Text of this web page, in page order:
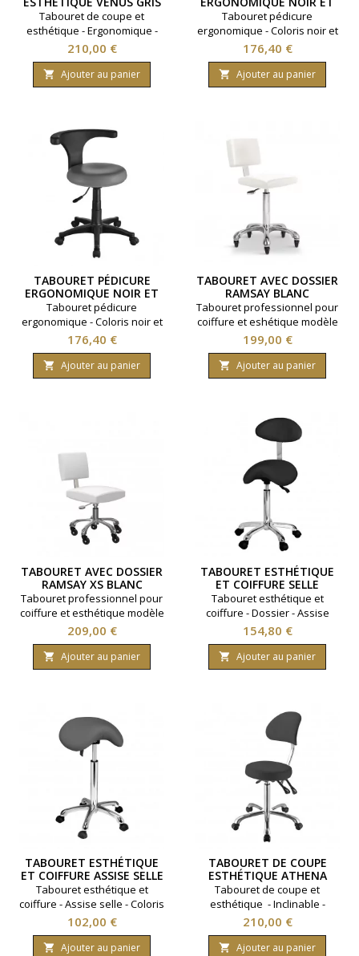
Tabouret de coupe et
esthétique - Ergonomique -
Inclinable - Coloris gris.
Prix
210,00 €
 Ajouter au panier
BLANC
Tabouret pédicure
ergonomique - Coloris noir et
blanc
Prix
176,40 €
 Ajouter au panier
TABOURET PÉDICURE
ERGONOMIQUE NOIR ET
GRIS
Tabouret pédicure
ergonomique - Coloris noir et
gris
Prix
176,40 €
 Ajouter au panier
TABOURET AVEC DOSSIER
RAMSAY BLANC
Tabouret professionnel pour
coiffure et eshétique modèle
Ramsay. Grand confort avec
son dossier. ​Roulettes
silencieuses en silicone.
Coloris Blanc.
Prix
199,00 €
 Ajouter au panier
TABOURET AVEC DOSSIER
RAMSAY XS BLANC
Tabouret professionnel pour
coiffure et esthétique modèle
Ramsay XS. Grand confort
avec son dossier. ​Roulettes
silencieuses en silicone.
Coloris Blanc.
Prix
209,00 €
 Ajouter au panier
TABOURET ESTHÉTIQUE
ET COIFFURE SELLE
DOSSIER NOIR
Tabouret esthétique et
coiffure - Dossier - Assise
selle - Coloris noir
Prix
154,80 €
 Ajouter au panier
TABOURET ESTHÉTIQUE
ET COIFFURE ASSISE SELLE
GRIS
Tabouret esthétique et
coiffure - Assise selle - Coloris
gris
Prix
102,00 €
 Ajouter au panier
TABOURET DE COUPE
ESTHÉTIQUE ATHENA
GRIS
Tabouret de coupe et
esthétique - Inclinable -
Coloris gris.
Prix
210,00 €
 Ajouter au panier